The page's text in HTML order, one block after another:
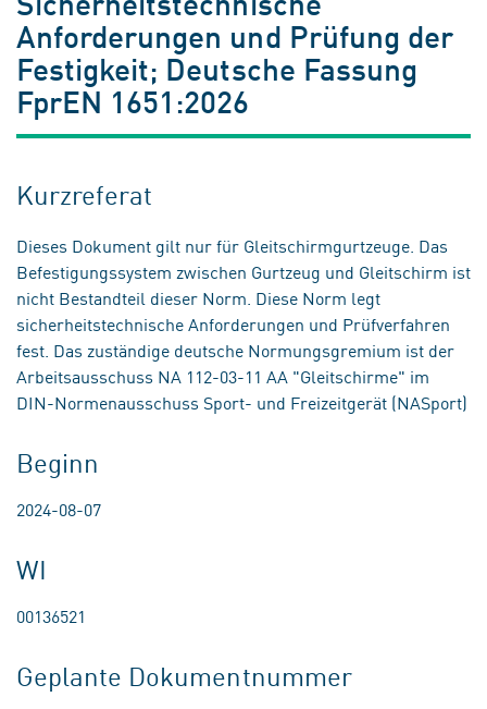
Anforderungen und Prüfung der
Festigkeit; Deutsche Fassung
FprEN 1651:2026
Kurzreferat
Dieses Dokument gilt nur für Gleitschirmgurtzeuge. Das
Befestigungssystem zwischen Gurtzeug und Gleitschirm ist
nicht Bestandteil dieser Norm. Diese Norm legt
sicherheitstechnische Anforderungen und Prüfverfahren
fest. Das zuständige deutsche Normungsgremium ist der
Arbeitsausschuss NA 112-03-11 AA "Gleitschirme" im
DIN-Normenausschuss Sport- und Freizeitgerät (NASport)
Beginn
2024-08-07
WI
00136521
Geplante Dokumentnummer